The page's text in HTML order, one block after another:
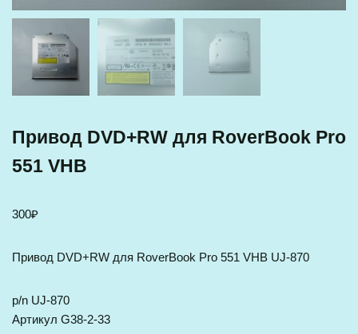
Привод DVD+RW для RoverBook Pro
551 VHB
300₽
Привод DVD+RW для RoverBook Pro 551 VHB UJ-870
p/n UJ-870
Артикул G38-2-33